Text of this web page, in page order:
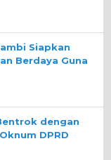
Siapkan
Berdaya Guna
dengan
DPRD